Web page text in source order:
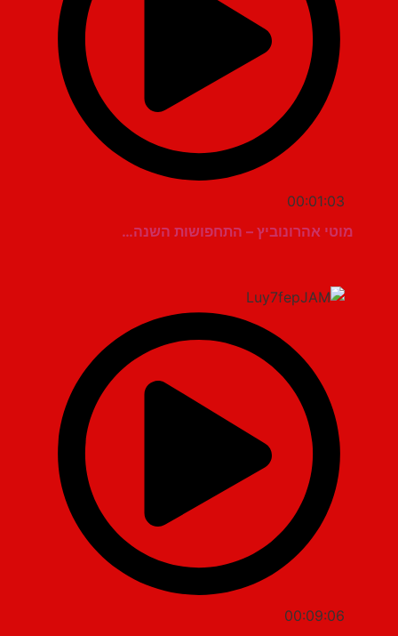
00:01:03
מוטי אהרונוביץ – התחפושות השנה…
00:09:06